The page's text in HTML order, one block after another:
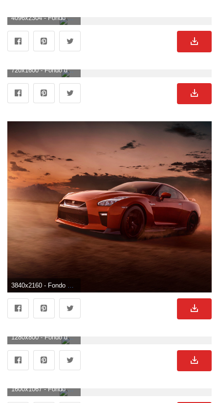
4096x2304 - Fondo de pantalla de 4096x2304. Wallpaper de Nissan.
720x1600 - Fondo de pantalla de 720x1600. Imágen de Nissan.
1280x800 - Fondo de pantalla de 1280x800. Imágen de Nissan.
1600x1067 - Fondo de pantalla de 1600x1067. Fondo de pantalla de Nissan.